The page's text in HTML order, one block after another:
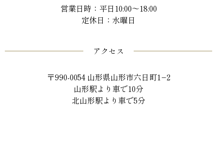
営業日時：平日10:00～18:00
定休日：水曜日
アクセス
〒990-0054 山形県山形市六日町1−2
山形駅より車で10分
北山形駅より車で5分